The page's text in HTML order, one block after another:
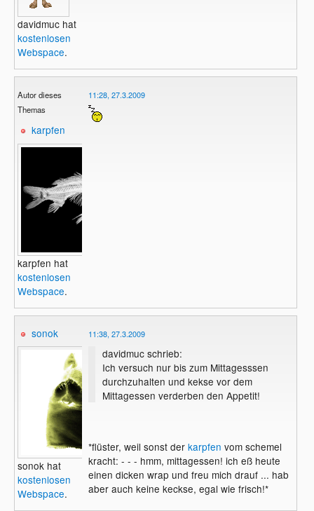
davidmuc hat
kostenlosen
Webspace.
Autor dieses
Themas
karpfen
karpfen hat
kostenlosen
Webspace.
11:28, 27.3.2009
sonok
sonok hat
kostenlosen
Webspace.
11:38, 27.3.2009
davidmuc schrieb:
Ich versuch nur bis zum Mittagesssen
durchzuhalten und kekse vor dem
Mittagessen verderben den Appetit!
*flüster, weil sonst der karpfen vom schemel
kracht: - - - hmm, mittagessen! ich eß heute
einen dicken wrap und freu mich drauf ... hab
aber auch keine keckse, egal wie frisch!*